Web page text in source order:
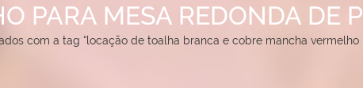
PARA MESA REDONDA DE
com a tag “locação de toalha branca e cobre mancha